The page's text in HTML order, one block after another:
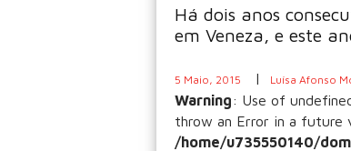
Há dois anos
em Veneza, e este
5 Maio, 2015 | Luísa Afonso
Warning: Use of
throw an Error in a future
/home/u735550140/